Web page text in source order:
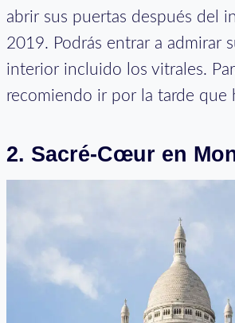
abrir sus puertas después del
2019. Podrás entrar a admirar
interior incluido los vitrales.
recomiendo ir por la tarde que
2. Sacré-Cœur en